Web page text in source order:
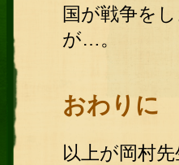
国が戦争を
が…。
おわりに
以上が岡村